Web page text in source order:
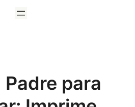
Padre para